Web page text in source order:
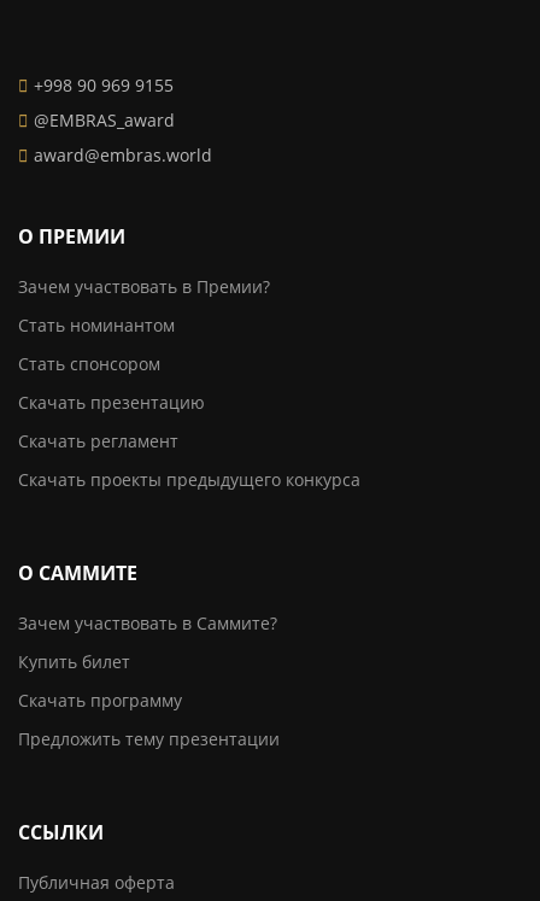
+998 90 969 9155
@EMBRAS_award
award@embras.world
О ПРЕМИИ
Зачем участвовать в Премии?
Стать номинантом
Стать спонсором
Скачать презентацию
Скачать регламент
Скачать проекты предыдущего конкурса
О САММИТЕ
Зачем участвовать в Саммите?
Купить билет
Скачать программу
Предложить тему презентации
ССЫЛКИ
Публичная оферта